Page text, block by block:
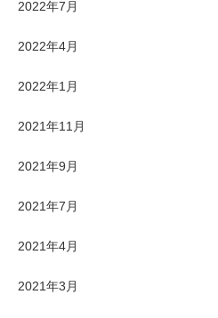
2022年7月
2022年4月
2022年1月
2021年11月
2021年9月
2021年7月
2021年4月
2021年3月